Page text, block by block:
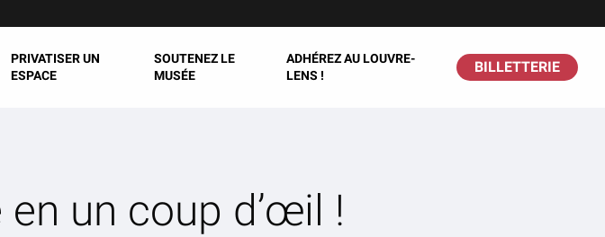
PRIVATISER UN
ESPACE
SOUTENEZ LE
MUSÉE
ADHÉREZ AU LOUVRE-
LENS !
BILLETTERIE
en un coup d’œil !